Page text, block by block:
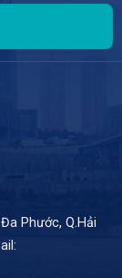
Phước, Q.Hải